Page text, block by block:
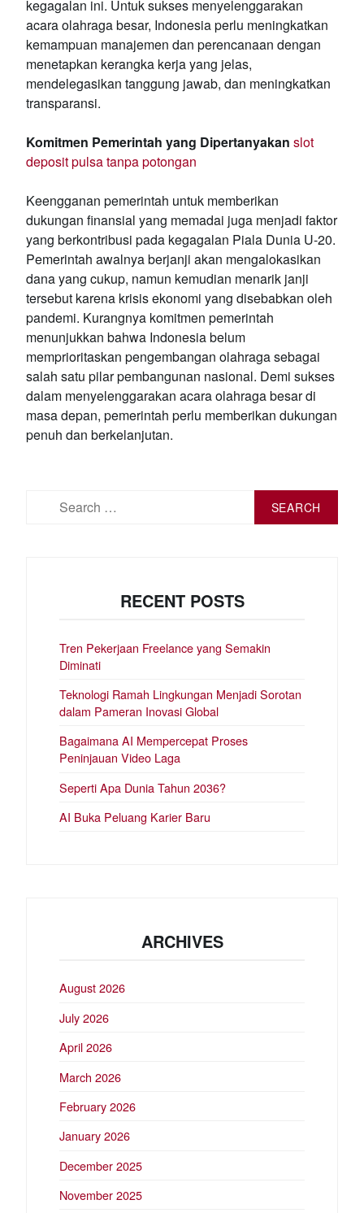
kegagalan ini. Untuk sukses menyelenggarakan
acara olahraga besar, Indonesia perlu meningkatkan
kemampuan manajemen dan perencanaan dengan
menetapkan kerangka kerja yang jelas,
mendelegasikan tanggung jawab, dan meningkatkan
transparansi.
Komitmen Pemerintah yang Dipertanyakan slot
deposit pulsa tanpa potongan
Keengganan pemerintah untuk memberikan
dukungan finansial yang memadai juga menjadi faktor
yang berkontribusi pada kegagalan Piala Dunia U-20.
Pemerintah awalnya berjanji akan mengalokasikan
dana yang cukup, namun kemudian menarik janji
tersebut karena krisis ekonomi yang disebabkan oleh
pandemi. Kurangnya komitmen pemerintah
menunjukkan bahwa Indonesia belum
memprioritaskan pengembangan olahraga sebagai
salah satu pilar pembangunan nasional. Demi sukses
dalam menyelenggarakan acara olahraga besar di
masa depan, pemerintah perlu memberikan dukungan
penuh dan berkelanjutan.
Search
RECENT POSTS
Tren Pekerjaan Freelance yang Semakin
Diminati
Teknologi Ramah Lingkungan Menjadi Sorotan
dalam Pameran Inovasi Global
Bagaimana AI Mempercepat Proses
Peninjauan Video Laga
Seperti Apa Dunia Tahun 2036?
AI Buka Peluang Karier Baru
ARCHIVES
August 2026
July 2026
April 2026
March 2026
February 2026
January 2026
December 2025
November 2025